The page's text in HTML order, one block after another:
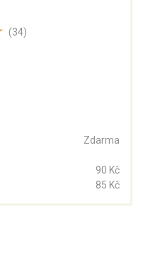
(34)
Zdarma
90 Kč
85 Kč